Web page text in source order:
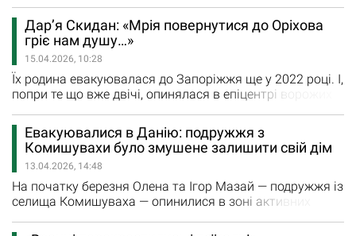
дивовижна рослина, пов’язані з козацьким життям,
духом свободи, вона є ідеалом краси жіночого
волосся. Аню викохало Таврійське, село зі славною
історією в Оріхівському районі. Родину Іщенків…
Дар’я Скидан: «Мрія повернутися до Оріхова
гріє нам душу…»
15.04.2026, 10:28
Їх родина евакуювалася до Запоріжжя ще у 2022 році. І,
попри те що вже двічі, опинялася в епіцентрі ворожих
прифронтовому обласному центрі. Віталій, у минулому
військовослужбовець, нещодавно звільнився після
отриманих травм. Дар’я працює на хлібозаводі та
доглядає двох діток: Єву та Миколку. Усі вони до цих
пір оговтуються…
Евакуювалися в Данію: подружжя з
Комишувахи було змушене залишити свій дім
13.04.2026, 14:48
На початку березня Олена та Ігор Мазай — подружжя із
селища Комишуваха — опинилися в зоні активних
ситуації вони були змушені залишити свій дім та